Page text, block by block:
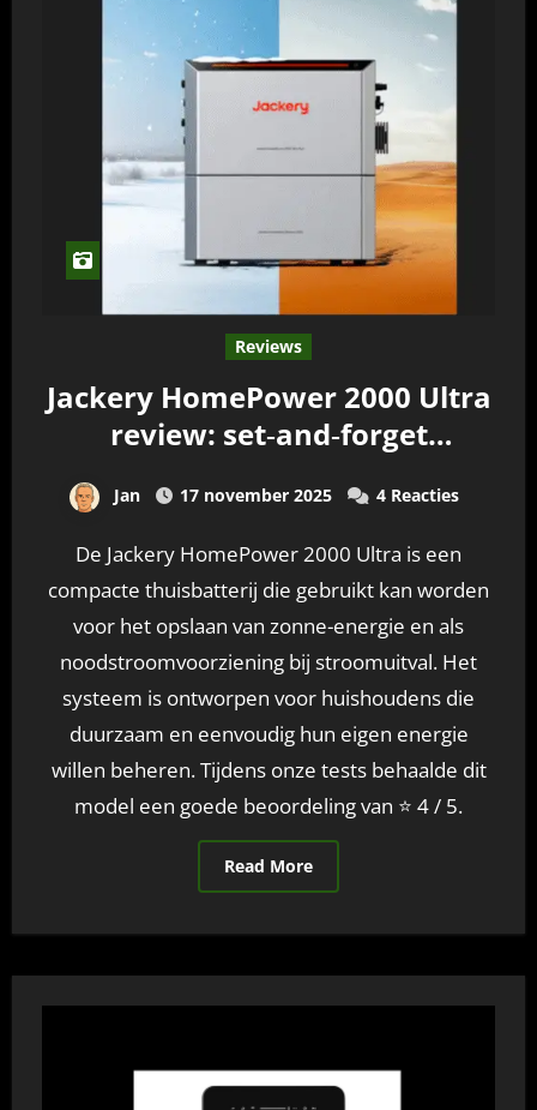
Reviews
Jackery HomePower 2000 Ultra
review: set‑and‑forget
Jan 17 november 2025 4 Reacties
De Jackery HomePower 2000 Ultra is een
compacte thuisbatterij die gebruikt kan worden
voor het opslaan van zonne-energie en als
noodstroomvoorziening bij stroomuitval. Het
systeem is ontworpen voor huishoudens die
duurzaam en eenvoudig hun eigen energie
willen beheren. Tijdens onze tests behaalde dit
model een goede beoordeling van ⭐ 4 / 5.
Read More